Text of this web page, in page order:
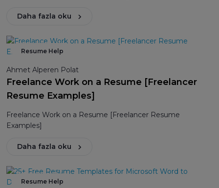
Daha fazla oku
Resume Help
Ahmet Alperen Polat
Freelance Work on a Resume [Freelancer
Resume Examples]
Freelance Work on a Resume [Freelancer Resume
Examples]
Daha fazla oku
Resume Help